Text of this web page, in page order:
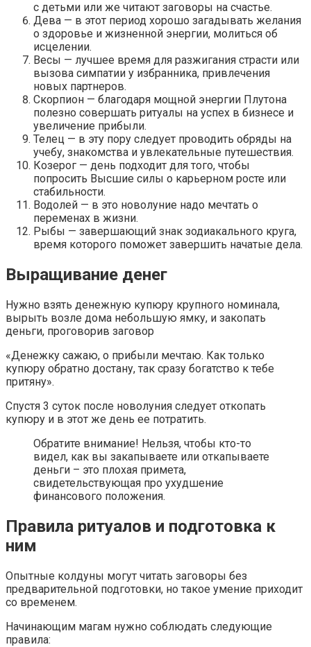
с детьми или же читают заговоры на счастье.
Дева — в этот период хорошо загадывать желания
о здоровье и жизненной энергии, молиться об
исцелении.
Весы — лучшее время для разжигания страсти или
вызова симпатии у избранника, привлечения
новых партнеров.
Скорпион — благодаря мощной энергии Плутона
полезно совершать ритуалы на успех в бизнесе и
увеличение прибыли.
Телец — в эту пору следует проводить обряды на
учебу, знакомства и увлекательные путешествия.
Козерог — день подходит для того, чтобы
попросить Высшие силы о карьерном росте или
стабильности.
Водолей — в это новолуние надо мечтать о
переменах в жизни.
Рыбы — завершающий знак зодиакального круга,
время которого поможет завершить начатые дела.
Выращивание денег
Нужно взять денежную купюру крупного номинала,
вырыть возле дома небольшую ямку, и закопать
деньги, проговорив заговор
«Денежку сажаю, о прибыли мечтаю. Как только
купюру обратно достану, так сразу богатство к тебе
притяну».
Спустя 3 суток после новолуния следует откопать
купюру и в этот же день ее потратить.
Обратите внимание! Нельзя, чтобы кто-то
видел, как вы закапываете или откапываете
деньги – это плохая примета,
свидетельствующая про ухудшение
финансового положения.
Правила ритуалов и подготовка к
ним
Опытные колдуны могут читать заговоры без
предварительной подготовки, но такое умение приходит
со временем.
Начинающим магам нужно соблюдать следующие
правила: